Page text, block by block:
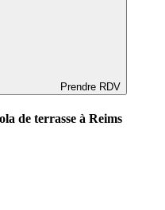
Prendre RDV
de terrasse à Reims